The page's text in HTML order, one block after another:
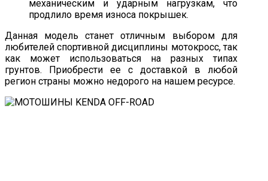
механическим и ударным нагрузкам, что
продлило время износа покрышек.
Данная модель станет отличным выбором для
любителей спортивной дисциплины мотокросс, так
как может использоваться на разных типах
грунтов. Приобрести ее с доставкой в любой
регион страны можно недорого на нашем ресурсе.